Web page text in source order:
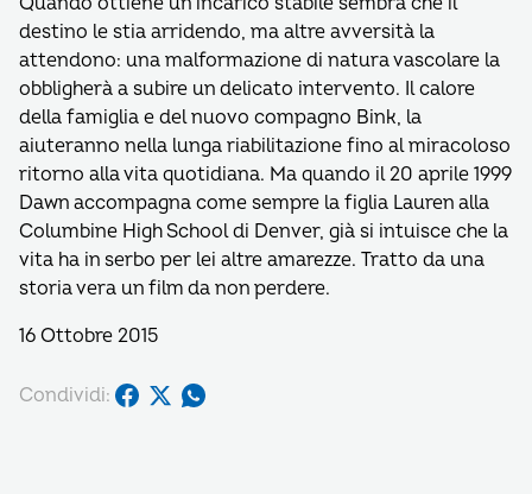
destino le stia arridendo, ma altre avversità la
attendono: una malformazione di natura vascolare la
obbligherà a subire un delicato intervento. Il calore
della famiglia e del nuovo compagno Bink, la
aiuteranno nella lunga riabilitazione fino al miracoloso
ritorno alla vita quotidiana. Ma quando il 20 aprile 1999
Dawn accompagna come sempre la figlia Lauren alla
Columbine High School di Denver, già si intuisce che la
vita ha in serbo per lei altre amarezze. Tratto da una
storia vera un film da non perdere.
16 Ottobre 2015
Condividi: